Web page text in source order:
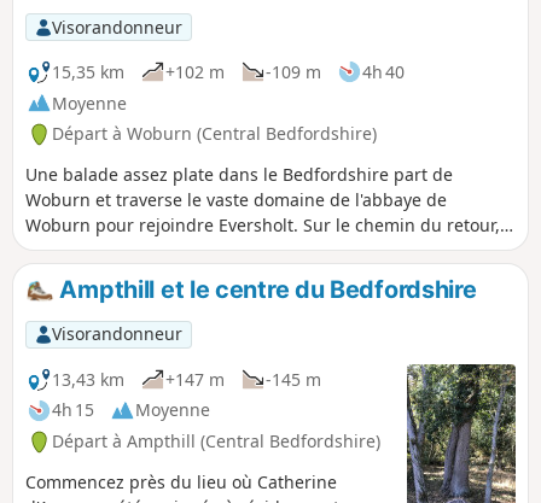
Visorandonneur
15,35 km
+102 m -109 m
4h 40
Moyenne
Départ à Woburn (Central Bedfordshire)
Une balade assez plate dans le Bedfordshire part de
Woburn et traverse le vaste domaine de l'abbaye de
Woburn pour rejoindre Eversholt. Sur le chemin du retour,
tu peux déjeuner à Milton Bryan et continuer à marcher
dans le grand parc de l'abbaye.
Ampthill et le centre du Bedfordshire
Visorandonneur
13,43 km
+147 m
-145 m
4h 15
Moyenne
Départ à Ampthill (Central Bedfordshire)
Commencez près du lieu où Catherine